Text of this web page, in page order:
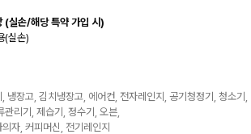
(실손/해당 특약 가입 시)
(실손)
장고, 김치냉장고, 에어컨, 전자레인지, 공기청정기, 청소기,
리기, 제습기, 정수기, 오븐,
자, 커피머신, 전기레인지